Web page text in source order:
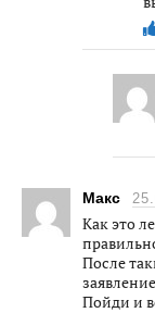
Макс
Как это
После
Пойди и